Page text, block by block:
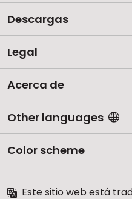
Descargas
Legal
Acerca de
Other languages
Color scheme
Este sitio web está